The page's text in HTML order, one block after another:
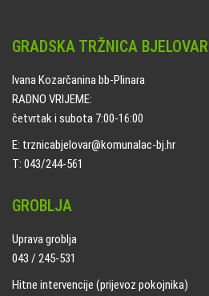
GRADSKA TRŽNICA BJELOVAR
Ivana Kozarčanina bb-Plinara
RADNO VRIJEME:
četvrtak i subota 7:00-16:00
E: trznicabjelovar@komunalac-bj.hr
T: 043/244-561
GROBLJA
Uprava groblja
043 / 245-531
Hitne intervencije (prijevoz pokojnika)